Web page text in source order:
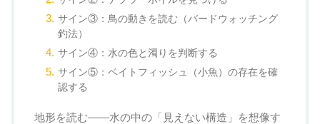
サイン③：鳥の動きを読む（バードウォッチング
釣法）
サイン④：水の色と濁りを判断する
サイン⑤：ベイトフィッシュ（小魚）の存在を確
認する
地形を読む——水の中の「見えない構造」を想像す